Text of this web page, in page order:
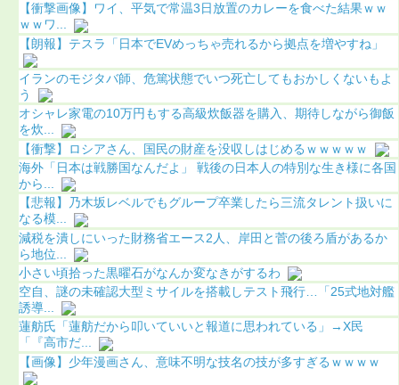
【衝撃画像】ワイ、平気で常温3日放置のカレーを食べた結果ｗｗ
ｗｗワ...
【朗報】テスラ「日本でEVめっちゃ売れるから拠点を増やすね」
イランのモジタバ師、危篤状態でいつ死亡してもおかしくないもよ
う
オシャレ家電の10万円もする高級炊飯器を購入、期待しながら御飯
を炊...
【衝撃】ロシアさん、国民の財産を没収しはじめるｗｗｗｗｗ
海外「日本は戦勝国なんだよ」 戦後の日本人の特別な生き様に各国
から...
【悲報】乃木坂レベルでもグループ卒業したら三流タレント扱いに
なる模...
減税を潰しにいった財務省エース2人、岸田と菅の後ろ盾があるか
ら地位...
小さい頃拾った黒曜石がなんか変なきがするわ
空自、謎の未確認大型ミサイルを搭載しテスト飛行…「25式地対艦
誘導...
蓮舫氏「蓮舫だから叩いていいと報道に思われている」→X民
「『高市だ...
【画像】少年漫画さん、意味不明な技名の技が多すぎるｗｗｗｗ